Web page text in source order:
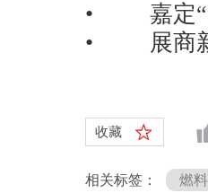
• 嘉定“氢
• 展商新
收藏
相关标签： 燃